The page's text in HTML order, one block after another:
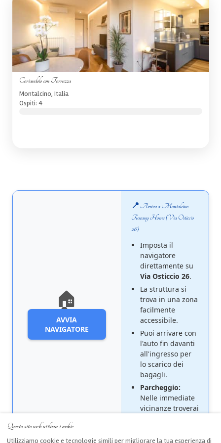
Coriandolo con Terrazza
Montalcino, Italia
Ospiti: 4
🏠
AVVIA
NAVIGATORE
📍 Arrivo a Montalcino
Tuscany Home (Via Osticcio
26)
Imposta il
navigatore
direttamente su
Via Osticcio 26.
La struttura si
trova in una zona
facilmente
accessibile.
Puoi arrivare con
l'auto fin davanti
all'ingresso per
lo scarico dei
bagagli.
Parcheggio:
Nelle immediate
vicinanze troverai
Questo sito web utilizza i cookie
Utilizziamo cookie e tecnologie simili per migliorare la tua esperienza di